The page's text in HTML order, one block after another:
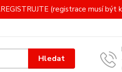
(registrace musí
Hledat